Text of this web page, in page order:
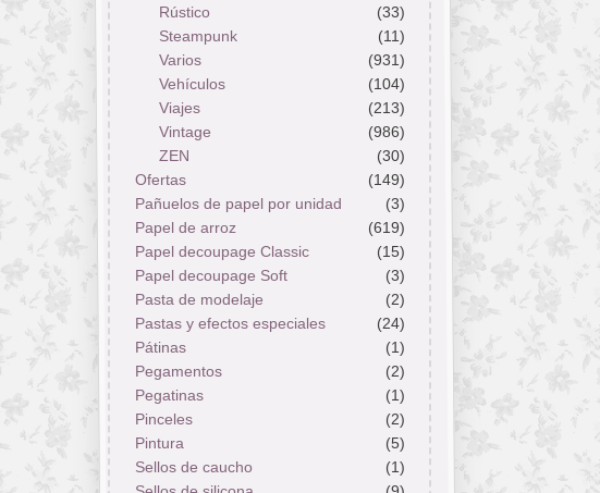
Rústico
(33)
Steampunk
(11)
Varios
(931)
Vehículos
(104)
Viajes
(213)
Vintage
(986)
ZEN
(30)
Ofertas
(149)
Pañuelos de papel por unidad
(3)
Papel de arroz
(619)
Papel decoupage Classic
(15)
Papel decoupage Soft
(3)
Pasta de modelaje
(2)
Pastas y efectos especiales
(24)
Pátinas
(1)
Pegamentos
(2)
Pegatinas
(1)
Pinceles
(2)
Pintura
(5)
Sellos de caucho
(1)